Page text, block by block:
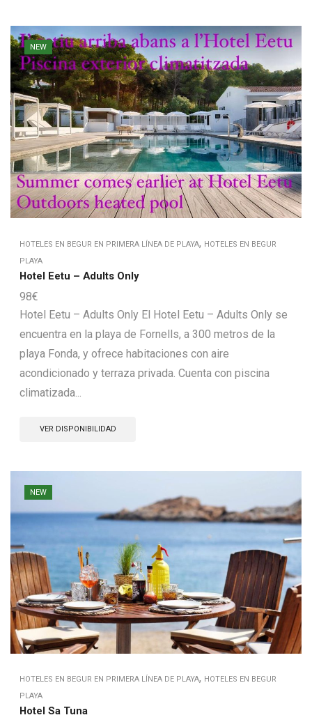
NEW
HOTELES EN BEGUR EN PRIMERA LÍNEA DE PLAYA, HOTELES EN BEGUR
PLAYA
Hotel Eetu – Adults Only
98€
Hotel Eetu – Adults Only El Hotel Eetu – Adults Only se
encuentra en la playa de Fornells, a 300 metros de la
playa Fonda, y ofrece habitaciones con aire
acondicionado y terraza privada. Cuenta con piscina
climatizada...
VER DISPONIBILIDAD
NEW
HOTELES EN BEGUR EN PRIMERA LÍNEA DE PLAYA, HOTELES EN BEGUR
PLAYA
Hotel Sa Tuna